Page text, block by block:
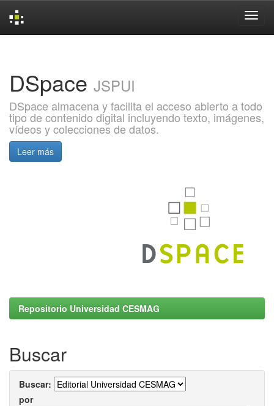
DSpace JSPUI
DSpace almacena y facilita el acceso abierto a todo
tipo de contenido digital incluyendo texto, imágenes,
vídeos y colecciones de datos.
Leer más
Repositorio Universidad CESMAG
Buscar
Buscar:
por